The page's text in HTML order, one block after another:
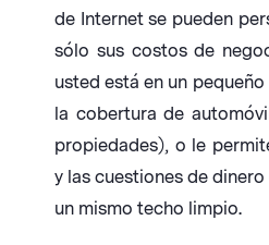
de Internet se pueden
sólo sus costos de
usted está en un
la cobertura de
propiedades), o le
y las cuestiones de
un mismo techo limpio.